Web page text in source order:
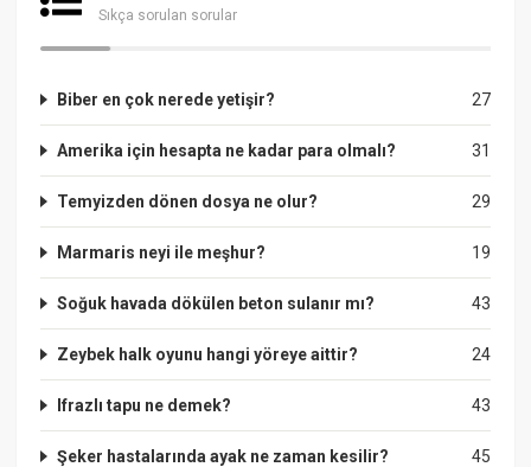
Sıkça sorulan sorular
27
Biber en çok nerede yetişir?
31
Amerika için hesapta ne kadar para olmalı?
29
Temyizden dönen dosya ne olur?
19
Marmaris neyi ile meşhur?
43
Soğuk havada dökülen beton sulanır mı?
24
Zeybek halk oyunu hangi yöreye aittir?
43
Ifrazlı tapu ne demek?
45
Şeker hastalarında ayak ne zaman kesilir?